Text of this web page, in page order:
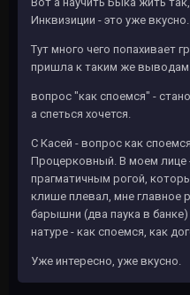
Инквизиции - это уже вкусно.
Тут много чего попахивает
пришла к таким же
вопрос "как споемся" -
а спеться хочется.
С Касей - вопрос как
Процерковный. В моем лице
прагматичным рогой,
клише плевал, мне главное
барышни (два паука в
натуре - как споемся, как
Уже интересно, уже вкусно.